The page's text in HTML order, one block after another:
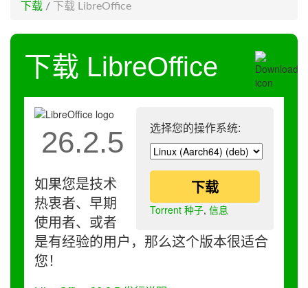
下载 / 下载 LibreOffice
下载 LibreOffice
选择您的操作系统:
下载
Torrent 种子, 信息
26.2.5
如果您是技术
热衷者、早期
使用者、或者
是有经验的用户，那么这个版本很适合
您！